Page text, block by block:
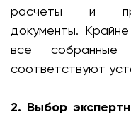
расчеты и
документы.
все собранные
соответствуют
2. Выбор